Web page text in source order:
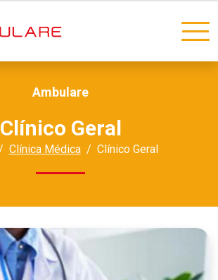
Ambulare
Clínico Geral
Clínica Médica Clínico Geral